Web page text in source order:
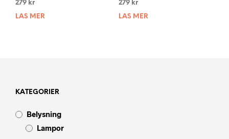
279 kr
LÄS MER
279 kr
LÄS MER
KATEGORIER
Belysning
Lampor